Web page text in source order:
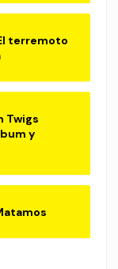
terremoto
Twigs
y